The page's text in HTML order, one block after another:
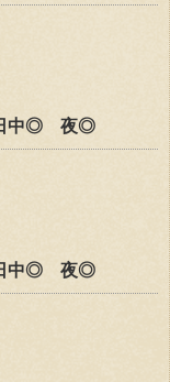
日中◎ 夜◎
日中◎ 夜◎